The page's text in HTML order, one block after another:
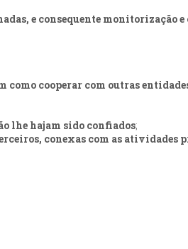
e consequente monitorização
cooperar com outras
lhe hajam sido confiados;
conexas com as atividades